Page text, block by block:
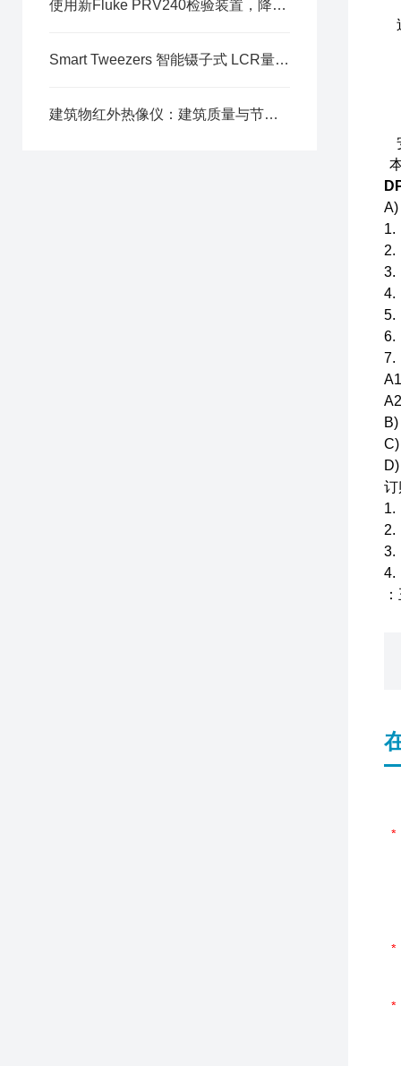
使用新Fluke PRV240检验装置，降低电击和电弧风险
Smart Tweezers 智能镊子式 LCR量表 ST5S产品介绍
建筑物红外热像仪：建筑质量与节能的守护者
A)
1.
3.
4.
5.
6.
7.
订
1.
3.
4.